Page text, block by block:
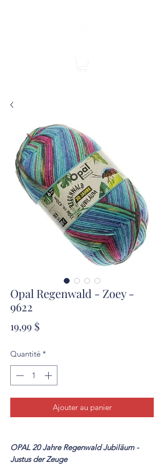
Opal Regenwald - Zoey -
9622
19,99 $Prix
Quantité *
Ajouter au panier
OPAL 20 Jahre Regenwald Jubiläum -
Justus der Zeuge